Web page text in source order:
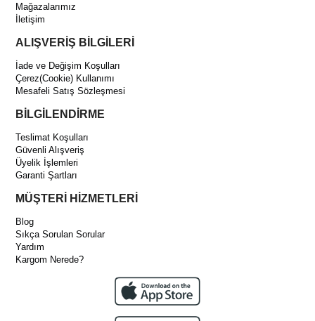
Mağazalarımız
İletişim
ALIŞVERİŞ BİLGİLERİ
İade ve Değişim Koşulları
Çerez(Cookie) Kullanımı
Mesafeli Satış Sözleşmesi
BİLGİLENDİRME
Teslimat Koşulları
Güvenli Alışveriş
Üyelik İşlemleri
Garanti Şartları
MÜŞTERİ HİZMETLERİ
Blog
Sıkça Sorulan Sorular
Yardım
Kargom Nerede?